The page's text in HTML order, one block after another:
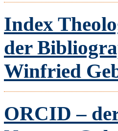
Index
der
Winfried
ORCID –